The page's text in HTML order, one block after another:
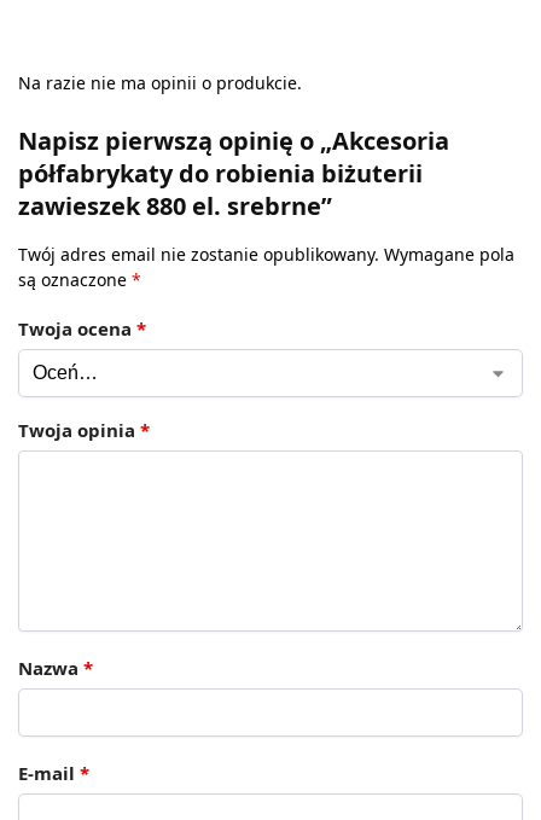
Na razie nie ma opinii o produkcie.
Napisz pierwszą opinię o „Akcesoria
półfabrykaty do robienia biżuterii
zawieszek 880 el. srebrne”
Twój adres email nie zostanie opublikowany. Wymagane pola
są oznaczone *
Twoja ocena *
Twoja opinia *
Nazwa *
E-mail *